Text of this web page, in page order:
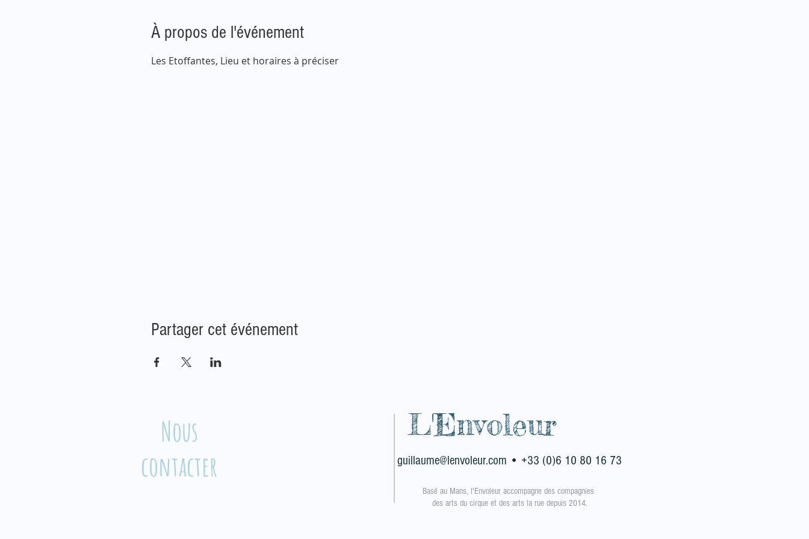
À propos de l'événement
Les Etoffantes, Lieu et horaires à préciser
Partager cet événement
Nous
contacter
L'Envoleur
guillaume@lenvoleur.com • +33 (0)6 10 80 16 73
Basé au Mans, l'Envoleur accompagne des compagnies
des arts du cirque et des arts la rue depuis 2014.